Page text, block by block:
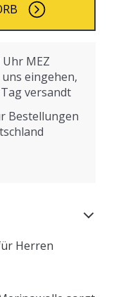
MEZ
eingehen,
versandt
Bestellungen
Herren